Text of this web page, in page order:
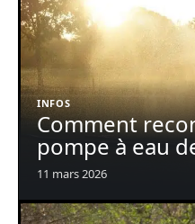
INFOS
Comment
pompe à eau
11 mars 2026